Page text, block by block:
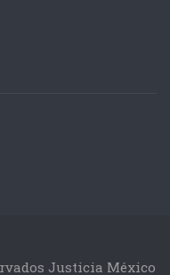
Justicia México